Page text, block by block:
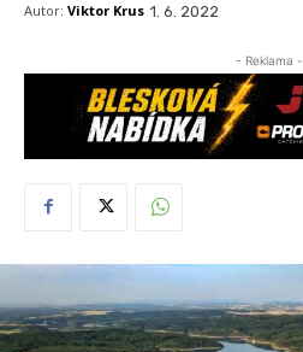
Autor: Viktor Krus 1. 6. 2022
- Reklama -